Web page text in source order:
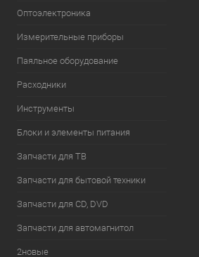
Оптоэлектроника
Измерительные приборы
Паяльное оборудование
Расходники
Инструменты
Блоки и элементы питания
Запчасти для ТВ
Запчасти для бытовой техники
Запчасти для CD, DVD
Запчасти для автомагнитол
2новые